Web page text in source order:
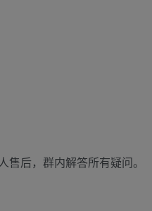
后，群内解答所有疑问。